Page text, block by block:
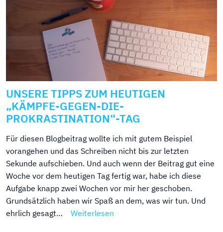
UNSERE TIPPS ZUM HEUTIGEN
„KÄMPFE-GEGEN-DIE-
PROKRASTINATION“-TAG
Für diesen Blogbeitrag wollte ich mit gutem Beispiel
vorangehen und das Schreiben nicht bis zur letzten
Sekunde aufschieben. Und auch wenn der Beitrag gut eine
Woche vor dem heutigen Tag fertig war, habe ich diese
Aufgabe knapp zwei Wochen vor mir her geschoben.
Grundsätzlich haben wir Spaß an dem, was wir tun. Und
ehrlich gesagt…
Weiterlesen